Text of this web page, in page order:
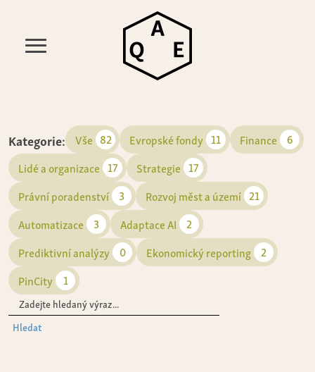
Kategorie: Vše 82 Evropské fondy 11 Finance
6
Lidé a organizace 17 Strategie 17
Právní poradenství 3 Rozvoj měst a území 21
Automatizace
3 Adaptace AI
2
Prediktivní analýzy 0 Ekonomický reporting 2
PinCity
1
Hledat